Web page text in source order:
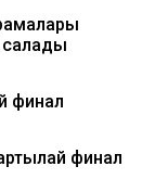
салады
финал
финал